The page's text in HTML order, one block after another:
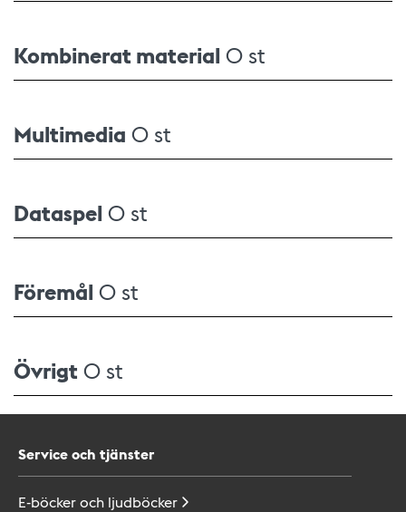
Kombinerat material 0 st
Multimedia 0 st
Dataspel 0 st
Föremål 0 st
Övrigt 0 st
Service och tjänster
E-böcker och ljudböcker